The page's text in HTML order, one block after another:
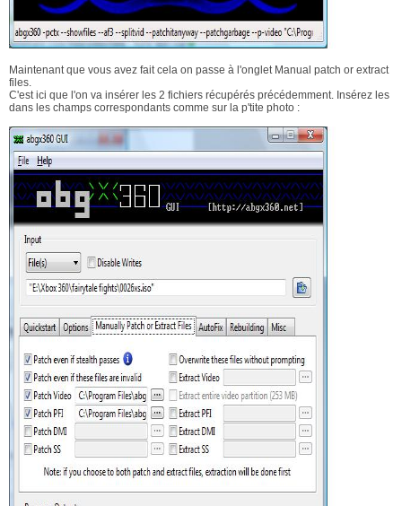
Maintenant que vous avez fait cela on passe à l'onglet Manual patch or extract
files.
C'est ici que l'on va insérer les 2 fichiers récupérés précédemment. Insérez les
dans les champs correspondants comme sur la p'tite photo :